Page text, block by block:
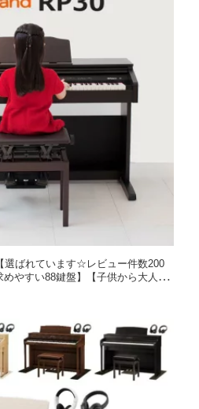
選ばれています☆レビュー件数200
やすい88鍵盤】【子供から大人ま
アノ デジタルピアノ ヘッドホン付